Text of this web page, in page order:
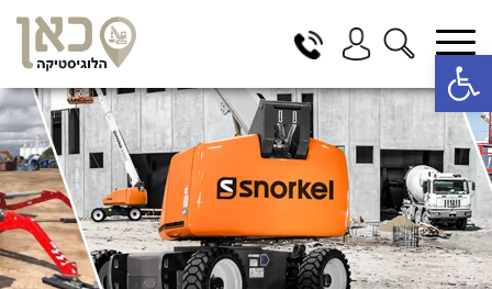
פתח סרגל נגישות
בחר תתקטגוריה בחר מיקום
הכל
בדרום
בצפון
במרכז